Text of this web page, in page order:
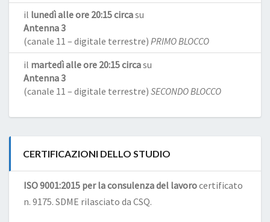
il lunedì alle ore 20:15 circasu
Antenna 3
(canale 11 – digitale terrestre) PRIMO BLOCCO
il martedì alle ore 20:15 circasu
Antenna 3
(canale 11 – digitale terrestre) SECONDO BLOCCO
CERTIFICAZIONI DELLO STUDIO
ISO 9001:2015 per la consulenza del lavorocertificato
n. 9175. SDME rilasciato da CSQ.